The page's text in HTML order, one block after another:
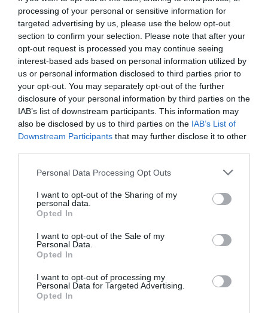
processing of your personal or sensitive information for
targeted advertising by us, please use the below opt-out
section to confirm your selection. Please note that after your
opt-out request is processed you may continue seeing
interest-based ads based on personal information utilized by
us or personal information disclosed to third parties prior to
your opt-out. You may separately opt-out of the further
disclosure of your personal information by third parties on the
IAB’s list of downstream participants. This information may
also be disclosed by us to third parties on the IAB’s List of
Downstream Participants that may further disclose it to other
Please note that this website/app uses one or more Google
not limited to your visit or usage behaviour. You may click to
grant or deny consent to Google and its third-party tags to
use your data for below specified purposes in below Google
consent section.
Personal Data Processing Opt Outs
I want to opt-out of the Sharing of my
personal data.
Opted In
I want to opt-out of the Sale of my
Personal Data.
Opted In
I want to opt-out of processing my
Personal Data for Targeted Advertising.
Opted In
Vakrandim az élettel, Egy férfi nem adja fel) érzelmekben
gazdag és gyors tempójú filmet rendezett.
Az a hülye szív - október 11-től a mozikban!
Megosztás: